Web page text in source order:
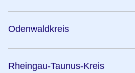
Odenwaldkreis
Rheingau-Taunus-Kreis